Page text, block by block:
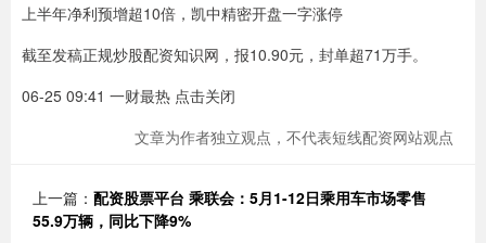
上半年净利预增超10倍，凯中精密开盘一字涨停
截至发稿正规炒股配资知识网，报10.90元，封单超71万手。
06-25 09:41 一财最热 点击关闭
文章为作者独立观点，不代表短线配资网站观点
上一篇： 配资股票平台 乘联会：5月1-12日乘用车市场零售
55.9万辆，同比下降9%